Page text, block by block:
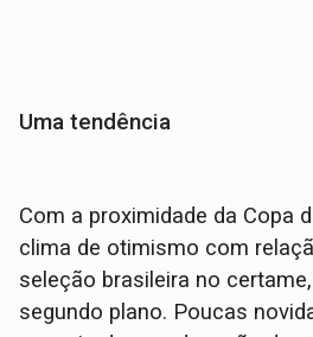
Uma tendência
Com a proximidade da Copa
clima de otimismo com
seleção brasileira no
segundo plano. Poucas